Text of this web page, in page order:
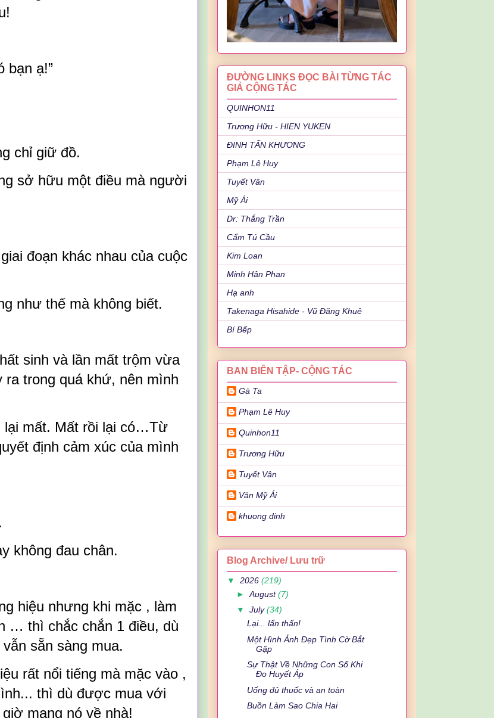
bạn ạ!”
chỉ giữ đồ.
sở hữu một điều mà người
đoạn khác nhau của cuộc
như thế mà không biết.
sinh và lần mất trộm vừa
trong quá khứ, nên mình
lại mất. Mất rồi lại có…Từ
định cảm xúc của mình
không đau chân.
hiệu nhưng khi mặc , làm
… thì chắc chắn 1 điều, dù
sẵn sàng mua.
rất nổi tiếng mà mặc vào ,
thì dù được mua với
mang nó về nhà!
ĐƯỜNG LINKS ĐỌC BÀI TỪNG TÁC
GIẢ CỘNG TÁC
QUINHON11
Trương Hữu - HIEN YUKEN
ĐINH TẤN KHƯƠNG
Phạm Lê Huy
Tuyết Vân
Mỹ Ái
Dr: Thắng Trần
Cẩm Tú Cầu
Kim Loan
Minh Hân Phan
Hạ anh
Takenaga Hisahide - Vũ Đăng Khuê
Bí Bếp
BAN BIÊN TẬP- CỘNG TÁC
Gà Ta
Phạm Lê Huy
Quinhon11
Trương Hữu
Tuyết Vân
Văn Mỹ Ái
khuong dinh
Blog Archive/ Lưu trữ
▼ 2026 (219)
►August(7)
▼July(34)
Lại... lẩn thẩn!
Một Hình Ảnh Đẹp Tình Cờ Bắt
Gặp
Sự Thật Về Những Con Số Khi
Đo Huyết Áp
Uống đủ thuốc và an toàn
Buồn Làm Sao Chia Hai